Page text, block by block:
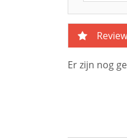
Er zijn nog